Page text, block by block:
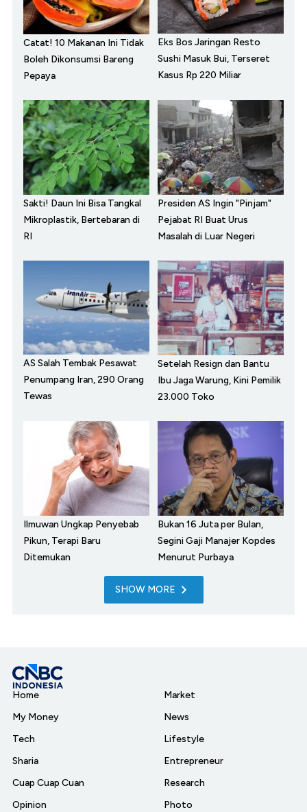
Catat! 10 Makanan Ini Tidak
Boleh Dikonsumsi Bareng
Pepaya
Eks Bos Jaringan Resto
Sushi Masuk Bui, Terseret
Kasus Rp 220 Miliar
Sakti! Daun Ini Bisa Tangkal
Mikroplastik, Bertebaran di
RI
Presiden AS Ingin "Pinjam"
Pejabat RI Buat Urus
Masalah di Luar Negeri
AS Salah Tembak Pesawat
Penumpang Iran, 290 Orang
Tewas
Setelah Resign dan Bantu
Ibu Jaga Warung, Kini Pemilik
23.000 Toko
Ilmuwan Ungkap Penyebab
Pikun, Terapi Baru
Ditemukan
Bukan 16 Juta per Bulan,
Segini Gaji Manajer Kopdes
Menurut Purbaya
SHOW MORE
Home
My Money
Tech
Sharia
Cuap Cuap Cuan
Opinion
Market
News
Lifestyle
Entrepreneur
Research
Photo